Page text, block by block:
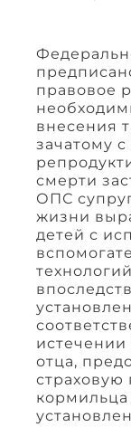
правовое
внесения
зачатому
смерти
ОПС
жизни
детей с
отца,